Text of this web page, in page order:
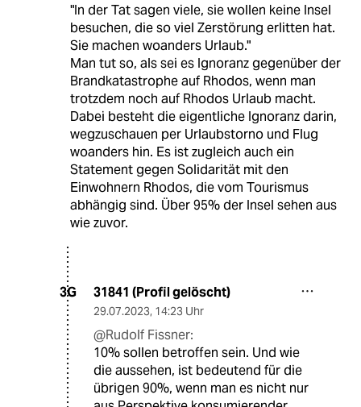
"In der Tat sagen viele, sie wollen keine Insel
besuchen, die so viel Zerstörung erlitten hat.
Sie machen woanders Urlaub."
Man tut so, als sei es Ignoranz gegenüber der
Brandkatastrophe auf Rhodos, wenn man
trotzdem noch auf Rhodos Urlaub macht.
Dabei besteht die eigentliche Ignoranz darin,
wegzuschauen per Urlaubstorno und Flug
woanders hin. Es ist zugleich auch ein
Statement gegen Solidarität mit den
Einwohnern Rhodos, die vom Tourismus
abhängig sind. Über 95% der Insel sehen aus
wie zuvor.
3G 31841 (Profil gelöscht)
29.07.2023, 14:23 Uhr
@Rudolf Fissner:
10% sollen betroffen sein. Und wie
die aussehen, ist bedeutend für die
übrigen 90%, wenn man es nicht nur